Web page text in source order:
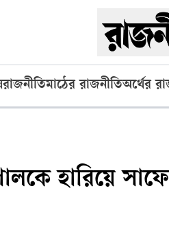
রাজনীতিমাঠের রাজনীতিঅর্থের
হারিয়ে